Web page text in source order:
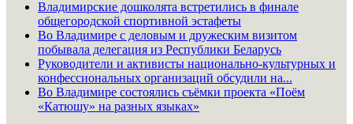
Владимирские дошколята встретились в финале
общегородской спортивной эстафеты
Во Владимире с деловым и дружеским визитом
побывала делегация из Республики Беларусь
Руководители и активисты национально-культурных и
конфессиональных организаций обсудили на...
Во Владимире состоялись съёмки проекта «Поём
«Катюшу» на разных языках»